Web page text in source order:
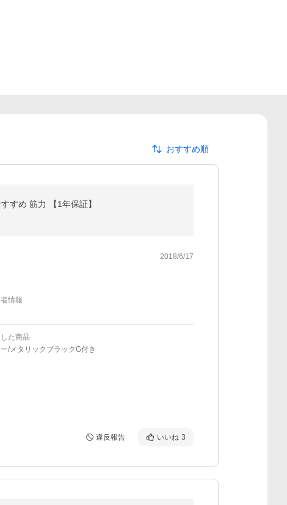
おすすめ順
すめ 筋力 【1年保証】
2018/6/17
情報
た商品
/メタリックブラックG付き
違反報告 いいね 3